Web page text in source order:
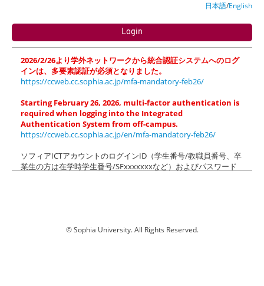
日本語/English
2026/2/26より学外ネットワークから統合認証システムへのログ
インは、多要素認証が必須となりました。
https://ccweb.cc.sophia.ac.jp/mfa-mandatory-feb26/
Starting February 26, 2026, multi-factor authentication is
required when logging into the Integrated
Authentication System from off-campus.
https://ccweb.cc.sophia.ac.jp/en/mfa-mandatory-feb26/
ソフィアICTアカウントのログインID（学生番号/教職員番号、卒
業生の方は在学時学生番号/SFxxxxxxxなど）およびパスワード
Please login with login ID (Student ID/Faculty ID) and password
© Sophia University. All Rights Reserved.